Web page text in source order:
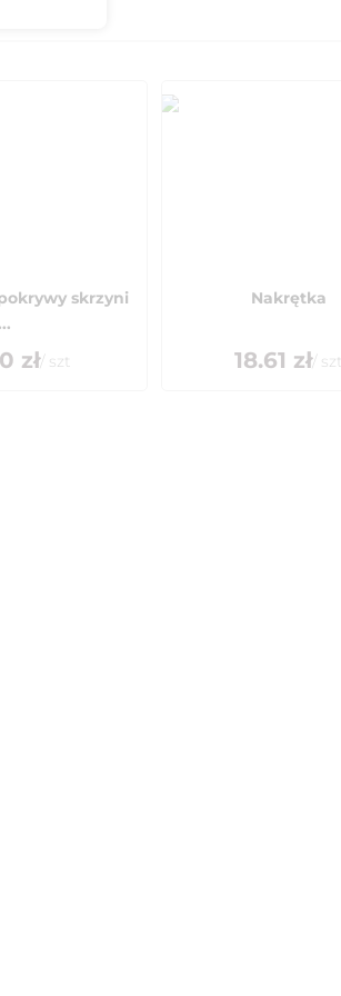
skrzyni
zł/ szt
Nakrętka
18.61 zł/ szt